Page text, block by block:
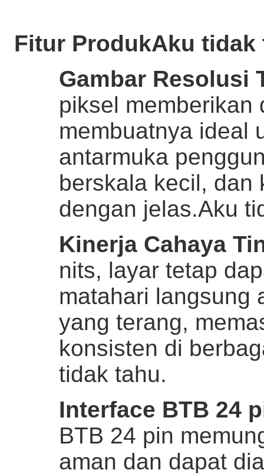
Fitur ProdukAku tidak
Gambar Resolusi
piksel memberikan
membuatnya ideal
antarmuka
berskala kecil, dan
dengan jelas.Aku
Kinerja Cahaya
nits, layar tetap
matahari langsung
yang terang,
konsisten di
tidak tahu.
Interface BTB 24
BTB 24 pin
aman dan dapat